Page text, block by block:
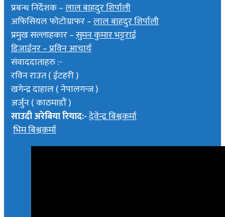
प्रबन्ध निर्देशक –लाल बाहदुर शिर्पाली
अफिसियल फोटोग्राफर –लाल बाहदुर शिर्पाली
प्रमुख सल्लाहकार –सुमन कुमार भट्टराई
डिजाईनर – प्रविन आचार्य
संवाददाताहरु :-
रविन राउत ( ईटहरी )
खगेन्द्र दाहाल ( नेपालगन्ज )
अर्जुन ( काठमाडौं )
साउदी अरेबिया रियाद:-देवेन्द्र बिश्वकर्मा
भिम बिश्वकर्मा